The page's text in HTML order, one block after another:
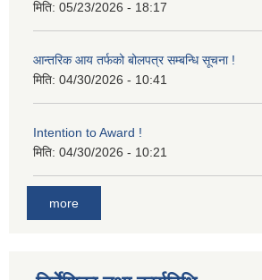
मिति: 05/23/2026 - 18:17
आन्तरिक आय तर्फको बोलपत्र सम्बन्धि सूचना !
मिति: 04/30/2026 - 10:41
Intention to Award !
मिति: 04/30/2026 - 10:21
more